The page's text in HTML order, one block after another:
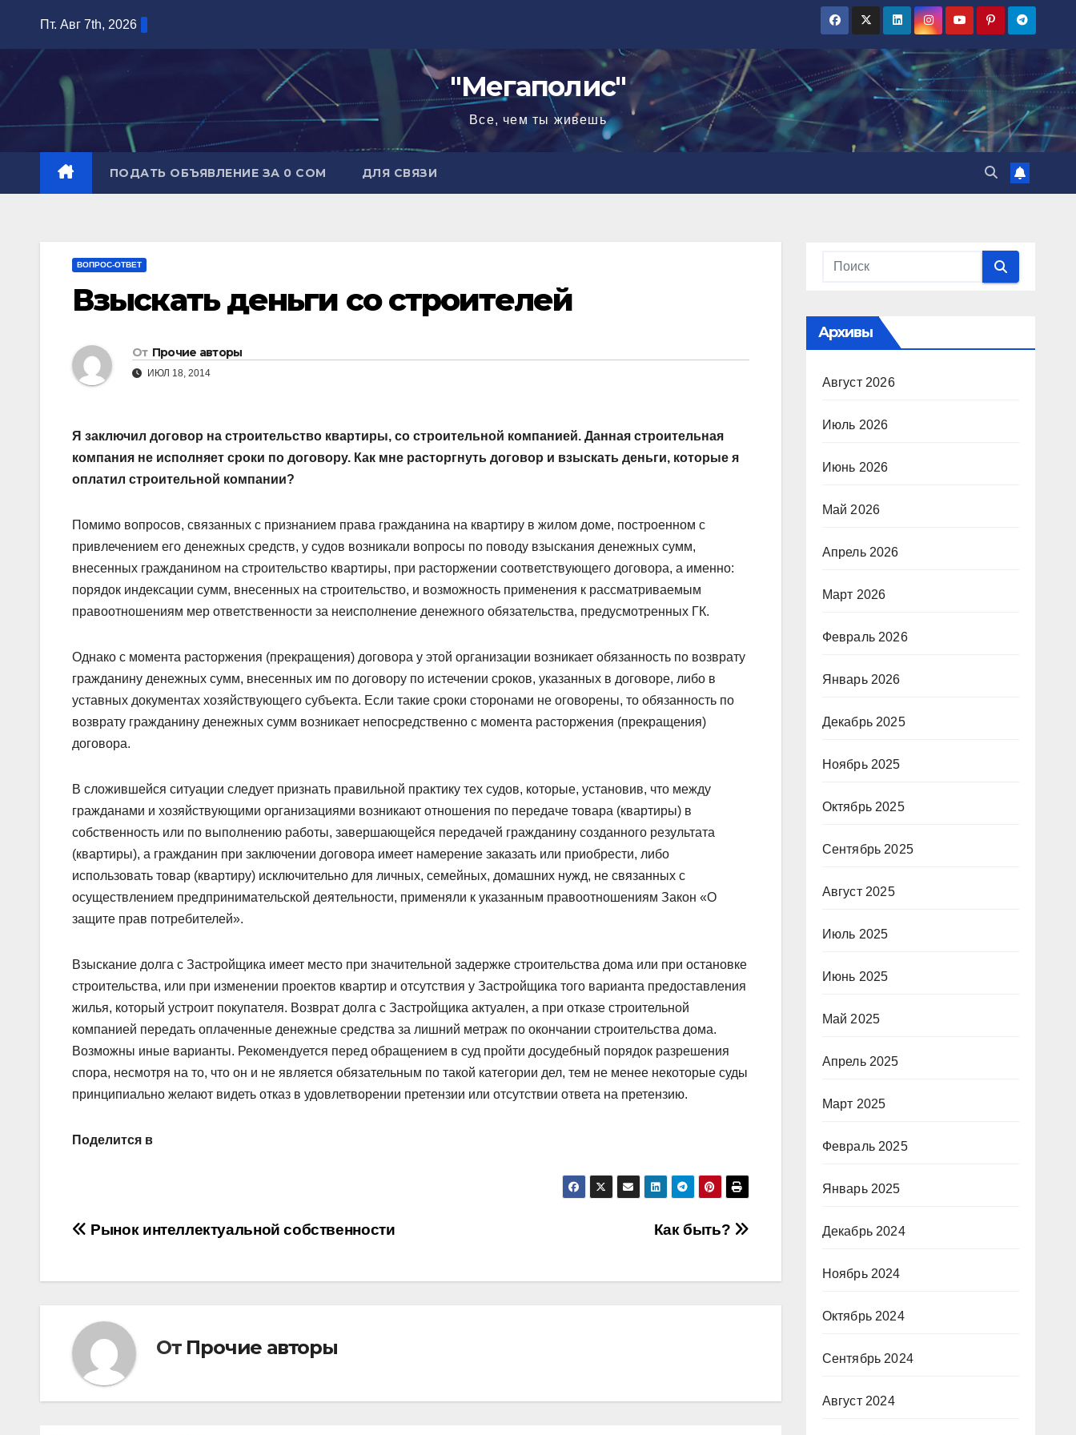
содержимому
Пт. Авг 7th, 2026
"Мегаполис"
Все, чем ты живешь
ПОДАТЬ ОБЪЯВЛЕНИЕ ЗА 0 СОМ ДЛЯ СВЯЗИ
ВОПРОС-ОТВЕТ
Взыскать деньги со строителей
От Прочие авторы
ИЮЛ 18, 2014
Я заключил договор на строительство квартиры, со строительной компанией. Данная строительная
компания не исполняет сроки по договору. Как мне расторгнуть договор и взыскать деньги, которые я
оплатил строительной компании?
Помимо вопросов, связанных с признанием права гражданина на квартиру в жилом доме, построенном с
привлечением его денежных средств, у судов возникали вопросы по поводу взыскания денежных сумм,
внесенных гражданином на строительство квартиры, при расторжении соответствующего договора, а именно:
порядок индексации сумм, внесенных на строительство, и возможность применения к рассматриваемым
правоотношениям мер ответственности за неисполнение денежного обязательства, предусмотренных ГК.
Однако с момента расторжения (прекращения) договора у этой организации возникает обязанность по возврату
гражданину денежных сумм, внесенных им по договору по истечении сроков, указанных в договоре, либо в
уставных документах хозяйствующего субъекта. Если такие сроки сторонами не оговорены, то обязанность по
возврату гражданину денежных сумм возникает непосредственно с момента расторжения (прекращения)
договора.
В сложившейся ситуации следует признать правильной практику тех судов, которые, установив, что между
гражданами и хозяйствующими организациями возникают отношения по передаче товара (квартиры) в
собственность или по выполнению работы, завершающейся передачей гражданину созданного результата
(квартиры), а гражданин при заключении договора имеет намерение заказать или приобрести, либо
использовать товар (квартиру) исключительно для личных, семейных, домашних нужд, не связанных с
осуществлением предпринимательской деятельности, применяли к указанным правоотношениям Закон «О
защите прав потребителей».
Взыскание долга с Застройщика имеет место при значительной задержке строительства дома или при остановке
строительства, или при изменении проектов квартир и отсутствия у Застройщика того варианта предоставления
жилья, который устроит покупателя. Возврат долга с Застройщика актуален, а при отказе строительной
компанией передать оплаченные денежные средства за лишний метраж по окончании строительства дома.
Возможны иные варианты. Рекомендуется перед обращением в суд пройти досудебный порядок разрешения
спора, несмотря на то, что он и не является обязательным по такой категории дел, тем не менее некоторые суды
принципиально желают видеть отказ в удовлетворении претензии или отсутствии ответа на претензию.
Поделится в
Навигация
Как быть?
Рынок интеллектуальной собственности
От Прочие авторы
Архивы
Август 2026
Июль 2026
Июнь 2026
Май 2026
Апрель 2026
Март 2026
Февраль 2026
Январь 2026
Декабрь 2025
Ноябрь 2025
Октябрь 2025
Сентябрь 2025
Август 2025
Июль 2025
Июнь 2025
Май 2025
Апрель 2025
Март 2025
Февраль 2025
Январь 2025
Декабрь 2024
Ноябрь 2024
Октябрь 2024
Сентябрь 2024
Август 2024